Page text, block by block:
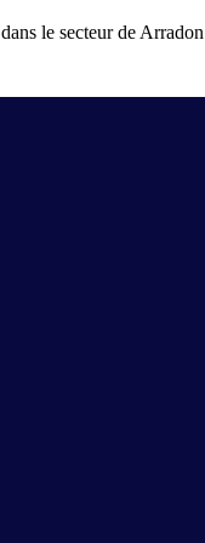
dans le secteur de Arradon